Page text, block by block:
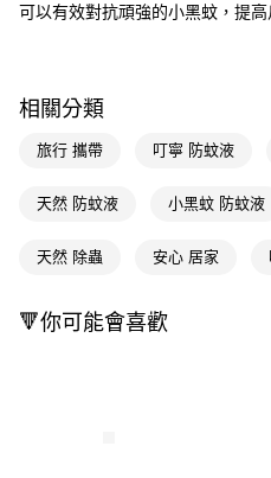
AFTEE先享後付是「在收到商品之後
３．安心：先確認商品／服務後，再付
【「AFTEE先享後付」結帳流程】
２．訂單成立數日內，您將收到繳費
ATM／網路銀行／等多元方式進行付
後付繳納相關費用。
※ 交易是否成功請以「AFTEE先享後
即享券
全家取貨付款
每筆NT$65，滿NT$390(含以上)
萊爾富取貨付款
付款後萊爾富取貨
可以有效對抗頑強的小黑蚊，提
相關分類
旅行 攜帶 叮寧 防蚊液
天然 防蚊液 小黑蚊 防蚊液
天然 除蟲 安心 居家
🔻你可能會喜歡